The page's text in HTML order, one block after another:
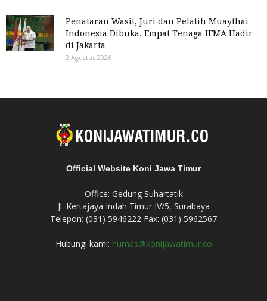
Penataran Wasit, Juri dan Pelatih Muaythai
Indonesia Dibuka, Empat Tenaga IFMA Hadir
di Jakarta
2 Agustus 2026
Official Website Koni Jawa Timur
Office: Gedung Suhartatik
Jl. Kertajaya Indah Timur IV/5, Surabaya
Telepon: (031) 5946222 Fax: (031) 5962567
Hubungi kami: humas@konijawatimur.co